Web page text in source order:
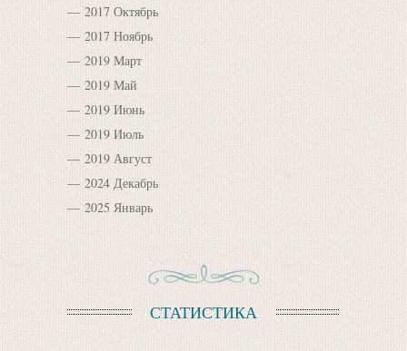
2017 Октябрь
2017 Ноябрь
2019 Март
2019 Май
2019 Июнь
2019 Июль
2019 Август
2024 Декабрь
2025 Январь
СТАТИСТИКА